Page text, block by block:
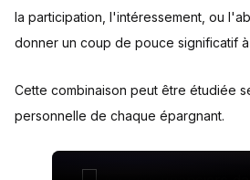
la participation, l'intéressement, ou
donner un coup de pouce significatif
Cette combinaison peut être étudiée
personnelle de chaque épargnant.